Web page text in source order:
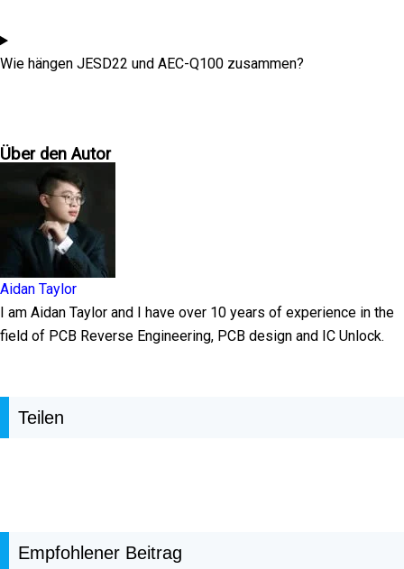
Wie hängen JESD22 und AEC-Q100 zusammen?
Über den Autor
Aidan Taylor
I am Aidan Taylor and I have over 10 years of experience in the
field of PCB Reverse Engineering, PCB design and IC Unlock.
Teilen
Empfohlener Beitrag